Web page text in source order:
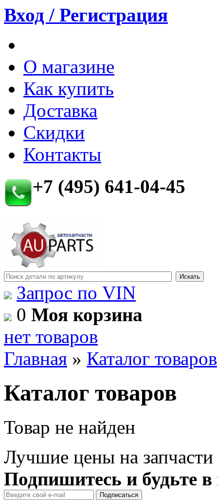
Вход / Регистрация
О магазине
Как купить
Доставка
Скидки
Контакты
+7 (495) 641-04-45
Запрос по VIN
0 Моя корзина
нет товаров
Главная » Каталог товаров
Каталог товаров
Товар не найден
Лучшие цены на запчасти
Подпишитесь и будьте в